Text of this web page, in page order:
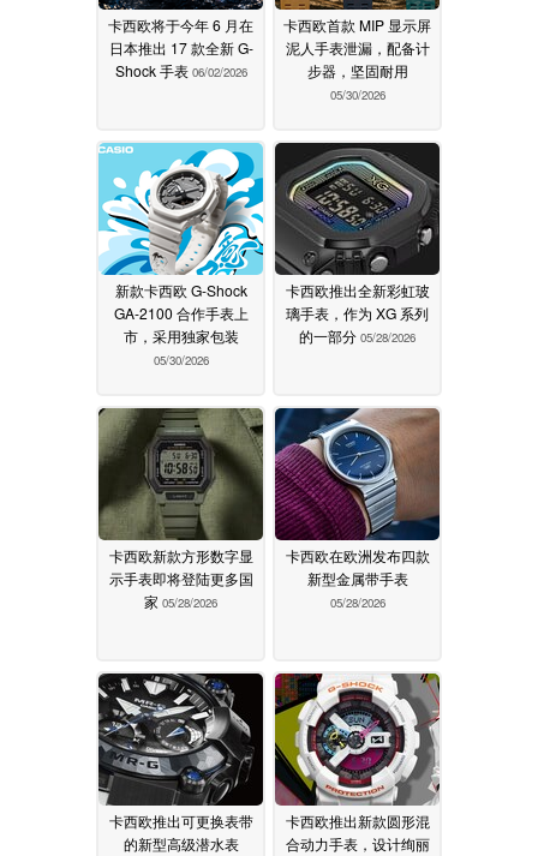
卡西欧将于今年 6 月在
日本推出 17 款全新 G-
Shock 手表 06/02/2026
卡西欧首款 MIP 显示屏
泥人手表泄漏，配备计
步器，坚固耐用
05/30/2026
新款卡西欧 G-Shock
GA-2100 合作手表上
市，采用独家包装
05/30/2026
卡西欧推出全新彩虹玻
璃手表，作为 XG 系列
的一部分 05/28/2026
卡西欧新款方形数字显
示手表即将登陆更多国
家 05/28/2026
卡西欧在欧洲发布四款
新型金属带手表
05/28/2026
卡西欧推出可更换表带
的新型高级潜水表
卡西欧推出新款圆形混
合动力手表，设计绚丽